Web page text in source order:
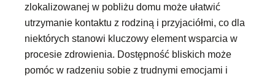
zlokalizowanej w pobliżu domu może ułatwić
utrzymanie kontaktu z rodziną i przyjaciółmi, co dla
niektórych stanowi kluczowy element wsparcia w
procesie zdrowienia. Dostępność bliskich może
pomóc w radzeniu sobie z trudnymi emocjami i